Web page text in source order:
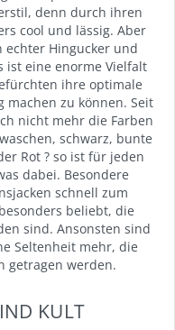
denn durch ihren
cool und lässig. Aber
echter Hingucker und
ist eine enorme Vielfalt
ihre optimale
machen zu können. Seit
nicht mehr die Farben
schwarz, bunte
Rot ? so ist für jeden
dabei. Besondere
schnell zum
beliebt, die
sind. Ansonsten sind
Seltenheit mehr, die
getragen werden.
KULT